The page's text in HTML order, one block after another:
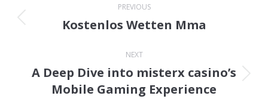
navigation
PREVIOUS
Previous
Kostenlos Wetten Mma
NEXT
Next
post:
A Deep Dive into misterx casino’s
Mobile Gaming Experience